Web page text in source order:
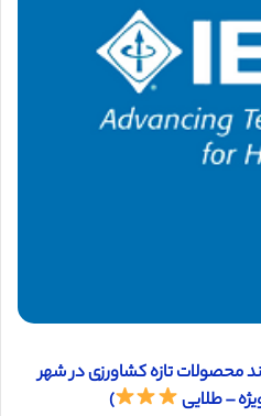
محصولات تازه کشاورزی در شهر
)